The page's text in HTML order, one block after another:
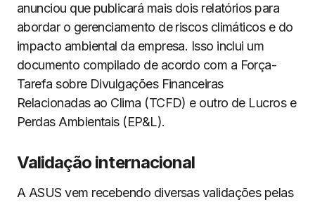
anunciou que publicará mais dois relatórios para
abordar o gerenciamento de riscos climáticos e do
impacto ambiental da empresa. Isso inclui um
documento compilado de acordo com a Força-
Tarefa sobre Divulgações Financeiras
Relacionadas ao Clima (TCFD) e outro de Lucros e
Perdas Ambientais (EP&L).
Validação internacional
A ASUS vem recebendo diversas validações pelas